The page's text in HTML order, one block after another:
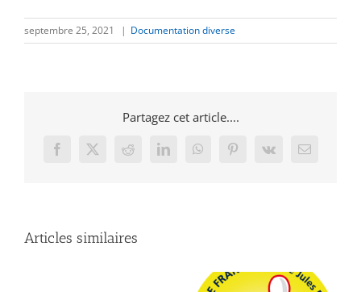
septembre 25, 2021 | Documentation diverse
Partagez cet article....
Facebook
X RedditLinkedInWhatsAppPinterest
Vk Email
Articles similaires